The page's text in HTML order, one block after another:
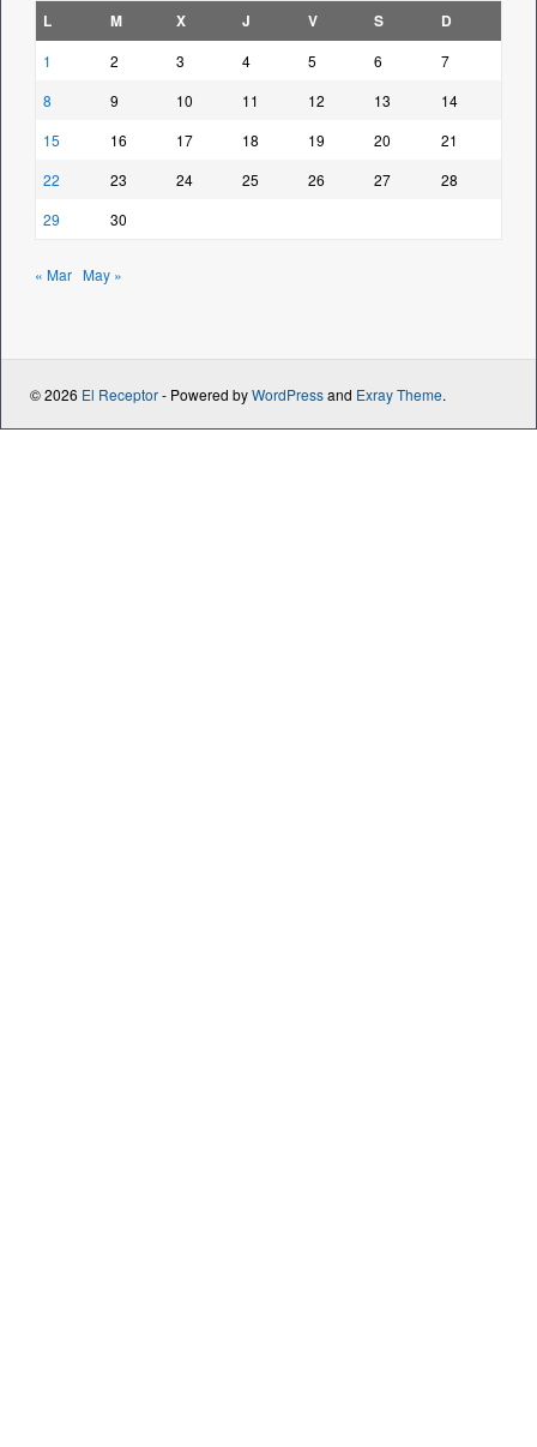
L M X J V S D
1 2 3 4 5 6
7
8
9 10 11 12 13
14
15
16 17 18 19 20
21
22
23 24 25 26 27
28
29
30
« Mar May »
© 2026 El Receptor- Powered byWordPressand Exray Theme.